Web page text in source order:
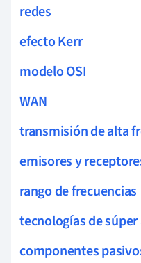
redes
efecto Kerr
modelo OSI
WAN
transmisión de alta
emisores y
rango de frecuencias
tecnologías de
componentes